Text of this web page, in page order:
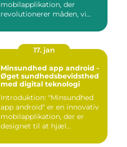
mobilapplikation, der
revolutionerer måden, vi...
17. jan
Minsundhed app android -
Øget sundhedsbevidsthed
med digital teknologi
Introduktion: "Minsundhed
app android" er en innovativ
mobilapplikation, der er
designet til at hjæl...